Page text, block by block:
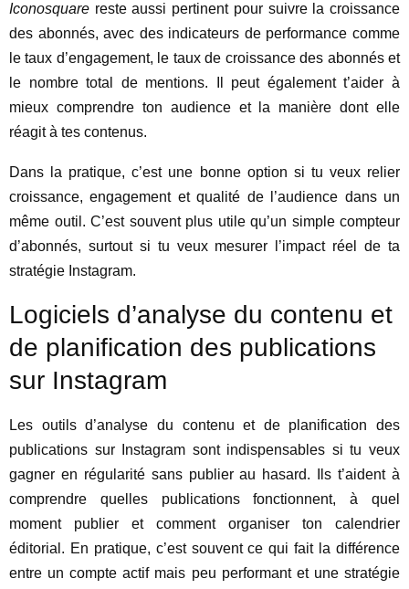
Iconosquare reste aussi pertinent pour suivre la croissance
des abonnés, avec des indicateurs de performance comme
le taux d’engagement, le taux de croissance des abonnés et
le nombre total de mentions. Il peut également t’aider à
mieux comprendre ton audience et la manière dont elle
réagit à tes contenus.
Dans la pratique, c’est une bonne option si tu veux relier
croissance, engagement et qualité de l’audience dans un
même outil. C’est souvent plus utile qu’un simple compteur
d’abonnés, surtout si tu veux mesurer l’impact réel de ta
stratégie Instagram.
Logiciels d’analyse du contenu et
de planification des publications
sur Instagram
Les outils d’analyse du contenu et de planification des
publications sur Instagram sont indispensables si tu veux
gagner en régularité sans publier au hasard. Ils t’aident à
comprendre quelles publications fonctionnent, à quel
moment publier et comment organiser ton calendrier
éditorial. En pratique, c’est souvent ce qui fait la différence
entre un compte actif mais peu performant et une stratégie